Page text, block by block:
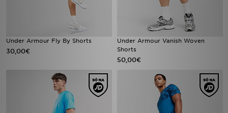
Under Armour Fly By Shorts
30,00€
Under Armour Vanish Woven
Shorts
50,00€